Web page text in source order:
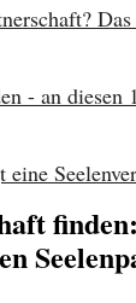
- an diesen
eine